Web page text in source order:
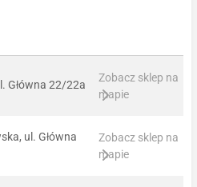
Główna 22/22a
Zobacz sklep na
mapie
ul. Główna
Zobacz sklep na
mapie